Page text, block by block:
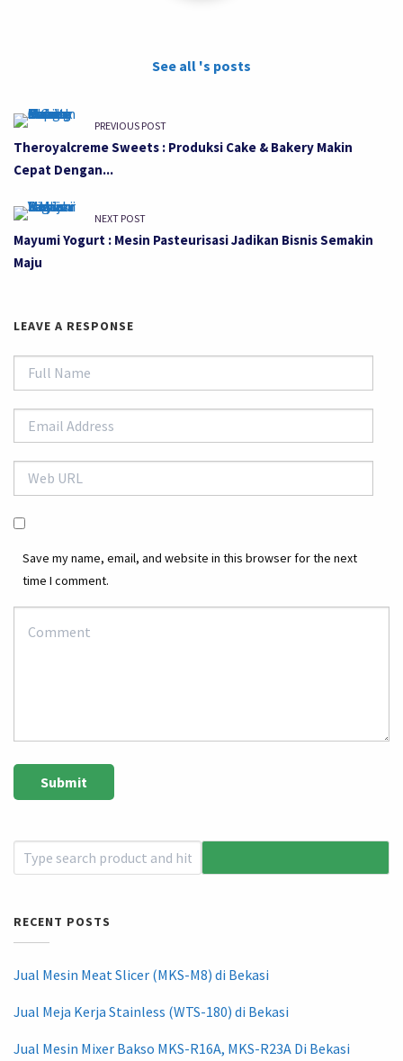
See all 's posts
PREVIOUS POST
Theroyalcreme Sweets : Produksi Cake & Bakery Makin
Cepat Dengan...
NEXT POST
Mayumi Yogurt : Mesin Pasteurisasi Jadikan Bisnis Semakin
Maju
LEAVE A RESPONSE
Save my name, email, and website in this browser for the next
time I comment.
RECENT POSTS
Jual Mesin Meat Slicer (MKS-M8) di Bekasi
Jual Meja Kerja Stainless (WTS-180) di Bekasi
Jual Mesin Mixer Bakso MKS-R16A, MKS-R23A Di Bekasi